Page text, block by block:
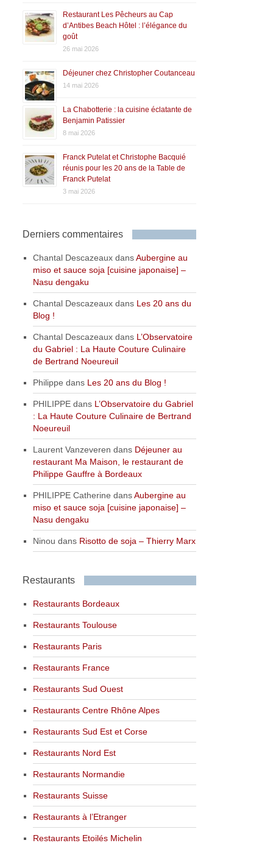
Restaurant Les Pêcheurs au Cap
d’Antibes Beach Hôtel : l’élégance du
goût
26 mai 2026
Déjeuner chez Christopher Coutanceau
14 mai 2026
La Chabotterie : la cuisine éclatante de
Benjamin Patissier
8 mai 2026
Franck Putelat et Christophe Bacquié
réunis pour les 20 ans de la Table de
Franck Putelat
3 mai 2026
Derniers commentaires
Chantal Descazeaux dansAubergine au
miso et sauce soja [cuisine japonaise] –
Nasu dengaku
Chantal Descazeaux dans Les 20 ans du
Blog !
Chantal Descazeaux dans L’Observatoire
du Gabriel : La Haute Couture Culinaire
de Bertrand Noeureuil
Philippe dans Les 20 ans du Blog !
PHILIPPE dans L’Observatoire du Gabriel
: La Haute Couture Culinaire de Bertrand
Noeureuil
Laurent Vanzeveren dans Déjeuner au
restaurant Ma Maison, le restaurant de
Philippe Gauffre à Bordeaux
PHILIPPE Catherine dansAubergine au
miso et sauce soja [cuisine japonaise] –
Nasu dengaku
Ninou dans Risotto de soja – Thierry Marx
Restaurants
Restaurants Bordeaux
Restaurants Toulouse
Restaurants Paris
Restaurants France
Restaurants Sud Ouest
Restaurants Centre Rhône Alpes
Restaurants Sud Est et Corse
Restaurants Nord Est
Restaurants Normandie
Restaurants Suisse
Restaurants à l’Etranger
Restaurants Etoilés Michelin